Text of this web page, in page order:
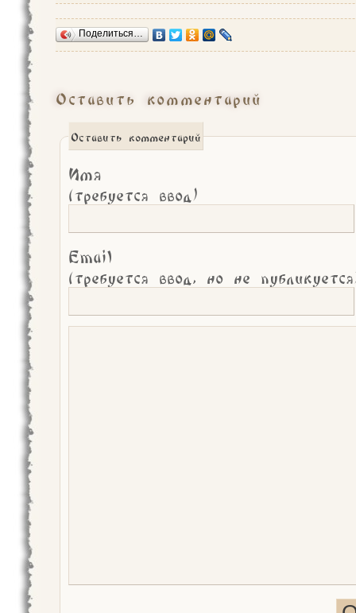
Поделиться…
Оставить комментарий
Оставить комментарий
Имя
(требуется ввод)
Email
(требуется ввод, но не